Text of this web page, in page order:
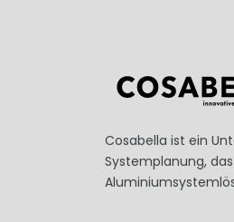
Cosabella ist ein
Systemplanung,